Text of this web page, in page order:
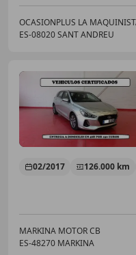
OCASIONPLUS LA
ES-08020 SANT ANDREU
02/2017 126.000 km
MARKINA MOTOR CB
ES-48270 MARKINA